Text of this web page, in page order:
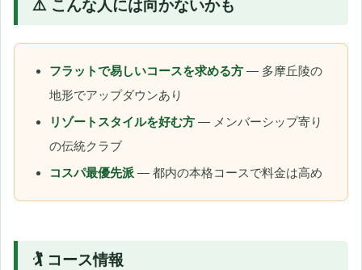
⚠️ こんな人には向かないかも
フラットで易しいコースを求める方 — 多摩丘陵の
地形でアップダウンあり
リゾートスタイルを好む方 — メンバーシップ寄り
の伝統クラブ
コスパ最優先派 — 都内の本格コースで料金は高め
🏌️ コース情報